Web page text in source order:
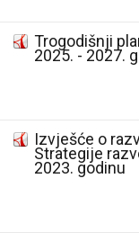
Trogodišnji
2025. - 2027.
Izvješće o
Strategije
2023. godinu